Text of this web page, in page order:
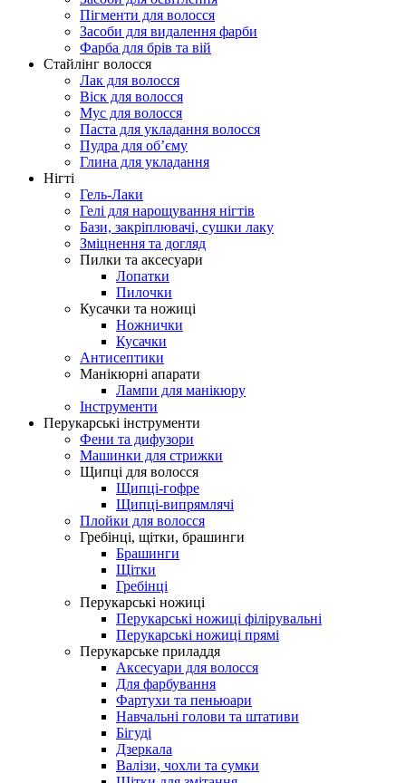
Пігменти для волосся
Засоби для видалення фарби
Фарба для брів та вій
Стайлінг волосся
Лак для волосся
Віск для волосся
Мус для волосся
Паста для укладання волосся
Пудра для об’єму
Глина для укладання
Нігті
Гель-Лаки
Гелі для нарощування нігтів
Бази, закріплювачі, сушки лаку
Зміцнення та догляд
Пилки та аксесуари
Лопатки
Пилочки
Кусачки та ножиці
Ножнички
Кусачки
Антисептики
Манікюрні апарати
Лампи для манікюру
Інструменти
Перукарські інструменти
Фени та дифузори
Машинки для стрижки
Щипці для волосся
Щипці-гофре
Щипці-випрямлячі
Плойки для волосся
Гребінці, щітки, брашинги
Брашинги
Щітки
Гребінці
Перукарські ножиці
Перукарські ножиці філірувальні
Перукарські ножиці прямі
Перукарське приладдя
Аксесуари для волосся
Для фарбування
Фартухи та пеньюари
Навчальні голови та штативи
Бігуді
Дзеркала
Валізи, чохли та сумки